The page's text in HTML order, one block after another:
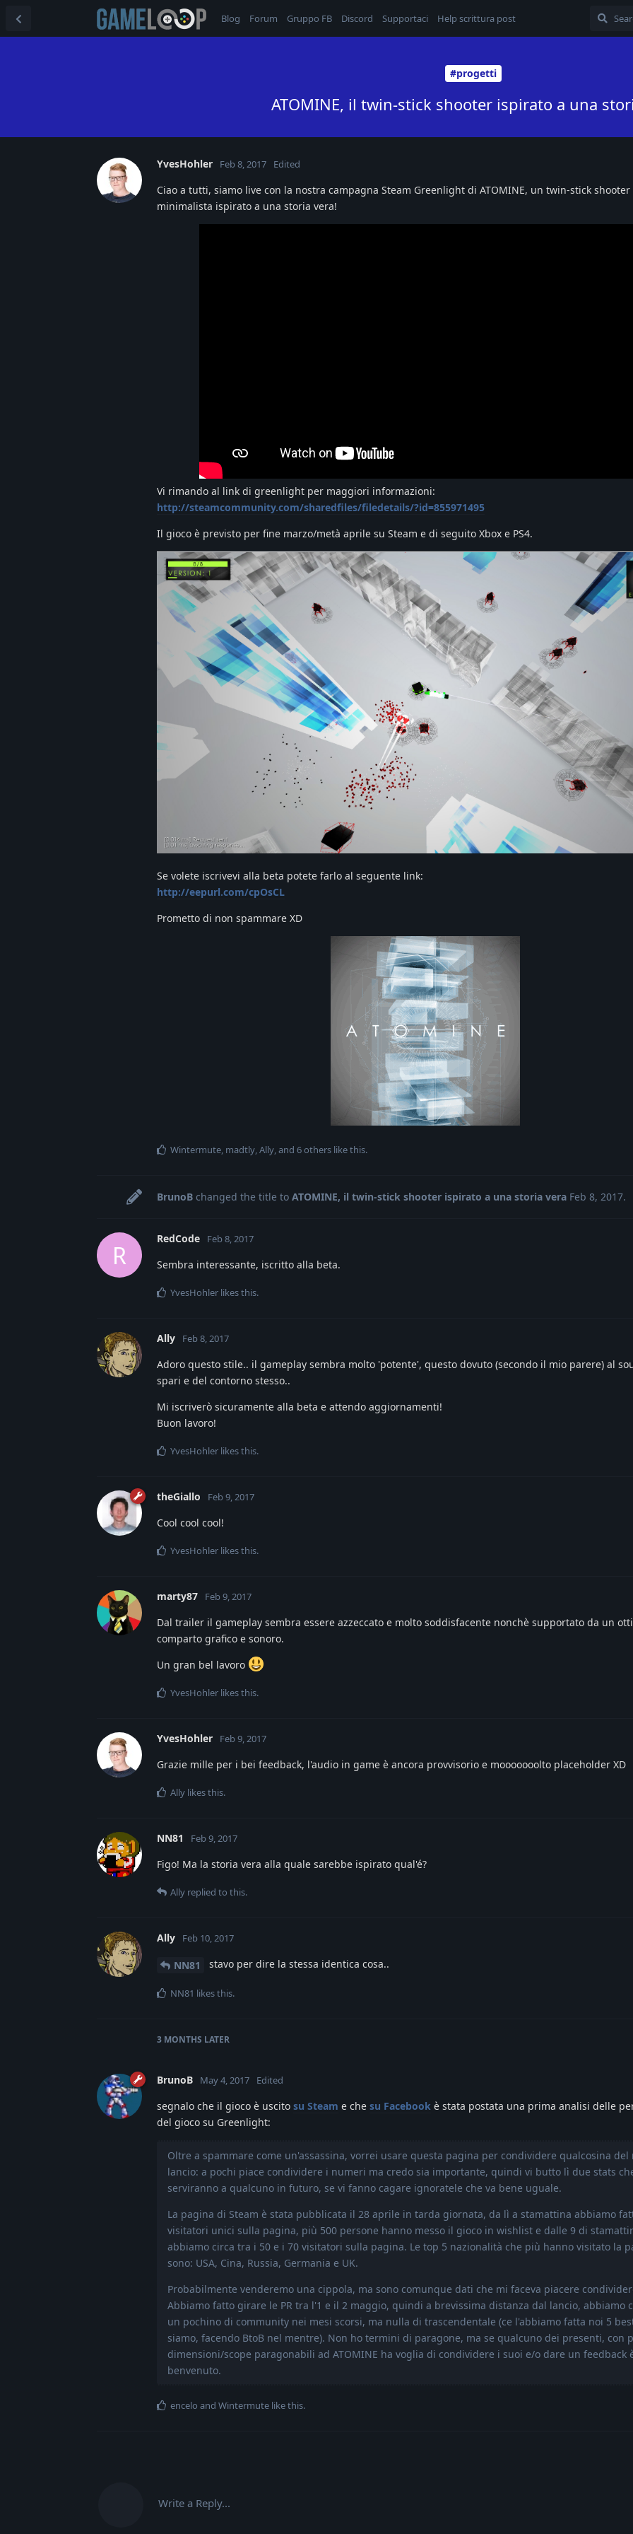
Blog Forum Gruppo FB Discord Supportaci Help scrittura post
#progetti
ATOMINE, il twin-stick shooter ispirato a una
YvesHohler Feb 8, 2017 Edited
Ciao a tutti, siamo live con la nostra campagna Steam Greenlight di ATOMINE, un twin-stick
minimalista ispirato a una storia vera!
Vi rimando al link di greenlight per maggiori informazioni:
http://steamcommunity.com/sharedfiles/filedetails/?id=855971495
Il gioco è previsto per fine marzo/metà aprile su Steam e di seguito Xbox e PS4.
Se volete iscrivevi alla beta potete farlo al seguente link:
http://eepurl.com/cpOsCL
Prometto di non spammare XD
Wintermute, madtly,Ally, and 6others like this.
BrunoB changed the title to ATOMINE, il twin-stick shooter ispirato a una storia vera Feb 8, 2017.
R
RedCode Feb 8, 2017
Sembra interessante, iscritto alla beta.
YvesHohler likes this.
Ally Feb 8, 2017
Adoro questo stile.. il gameplay sembra molto 'potente', questo dovuto (secondo il mio parere) al
spari e del contorno stesso..
Mi iscriverò sicuramente alla beta e attendo aggiornamenti!
Buon lavoro!
YvesHohler likes this.
theGiallo Feb 9, 2017
Cool cool cool!
YvesHohler likes this.
marty87 Feb 9, 2017
Dal trailer il gameplay sembra essere azzeccato e molto soddisfacente nonchè supportato da un
comparto grafico e sonoro.
Un gran bel lavoro
YvesHohler likes this.
YvesHohler Feb 9, 2017
Grazie mille per i bei feedback, l'audio in game è ancora provvisorio e mooooooolto placeholder XD
Ally likes this.
NN81 Feb 9, 2017
Figo! Ma la storia vera alla quale sarebbe ispirato qual'é?
Ally replied to this.
Ally Feb 10, 2017
NN81 stavo per dire la stessa identica cosa..
NN81 likes this.
3 MONTHS LATER
BrunoB May 4, 2017 Edited
segnalo che il gioco è uscito su Steam e che su Facebook è stata postata una prima analisi delle
del gioco su Greenlight:
Oltre a spammare come un'assassina, vorrei usare questa pagina per condividere qualcosina del
lancio: a pochi piace condividere i numeri ma credo sia importante, quindi vi butto lì due stats
serviranno a qualcuno in futuro, se vi fanno cagare ignoratele che va bene uguale.
La pagina di Steam è stata pubblicata il 28 aprile in tarda giornata, da lì a stamattina abbiamo
visitatori unici sulla pagina, più 500 persone hanno messo il gioco in wishlist e dalle 9 di
abbiamo circa tra i 50 e i 70 visitatori sulla pagina. Le top 5 nazionalità che più hanno visitato la
sono: USA, Cina, Russia, Germania e UK.
Probabilmente venderemo una cippola, ma sono comunque dati che mi faceva piacere
Abbiamo fatto girare le PR tra l'1 e il 2 maggio, quindi a brevissima distanza dal lancio, abbiamo
un pochino di community nei mesi scorsi, ma nulla di trascendentale (ce l'abbiamo fatta noi 5
siamo, facendo BtoB nel mentre). Non ho termini di paragone, ma se qualcuno dei presenti, con
dimensioni/scope paragonabili ad ATOMINE ha voglia di condividere i suoi e/o dare un feedback
benvenuto.
encelo and Wintermute like this.
Write a Reply...